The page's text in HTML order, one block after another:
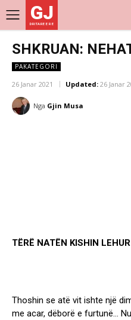
GJ
DRITARE E RE
SHKRUAN:
PAKATEGORI
26 Janar 2021 Updated: 26 Janar
Nga Gjin Musa
TËRË NATËN KISHIN
Thoshin se atë vit ishte një
me acar, dëborë e furtunë…